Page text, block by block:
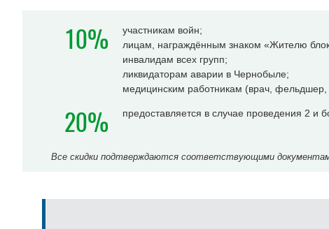
10%
участникам войн;
лицам, награждённым знаком «Жителю
инвалидам всех групп;
ликвидаторам аварии в Чернобыле;
медицинским работникам (врач, фельдшер,
20% предоставляется в случае проведения 2
Все скидки подтверждаются соответствующими